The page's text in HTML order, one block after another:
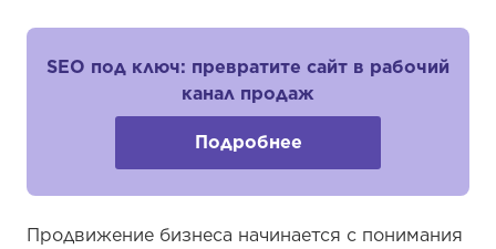
SEO под ключ: превратите сайт в рабочий
канал продаж
Подробнее
Продвижение бизнеса начинается с понимания